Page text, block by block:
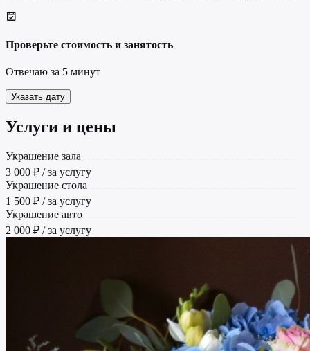
Проверьте стоимость и занятость
Отвечаю за 5 минут
Указать дату
Услуги и цены
Украшение зала
3 000 ₽ / за услугу
Украшение стола
1 500 ₽ / за услугу
Украшение авто
2 000 ₽ / за услугу